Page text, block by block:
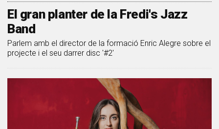
El gran planter de la Fredi's Jazz
Band
Parlem amb el director de la formació Enric Alegre sobre el
projecte i el seu darrer disc '#2'